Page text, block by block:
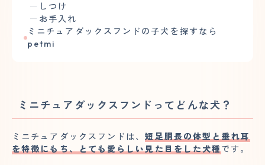
しつけ
お手入れ
ミニチュアダックスフンドの子犬を探すなら
petmi
ミニチュアダックスフンドってどんな犬？
ミニチュアダックスフンドは、短足胴長の体型と垂れ耳
を特徴にもち、とても愛らしい見た目をした犬種 です。